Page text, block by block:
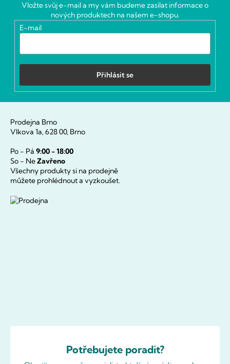
Vložte svůj e-mail a my vám budeme zasílat informace o
nových produktech na našem e-shopu.
E-mail
Přihlásit se
Prodejna Brno
Vlkova 1a, 628 00, Brno
Po - Pá 9:00 - 18:00
So - NeZavřeno
Všechny produkty si na prodejně
můžete prohlédnout a vyzkoušet.
Potřebujete poradit?